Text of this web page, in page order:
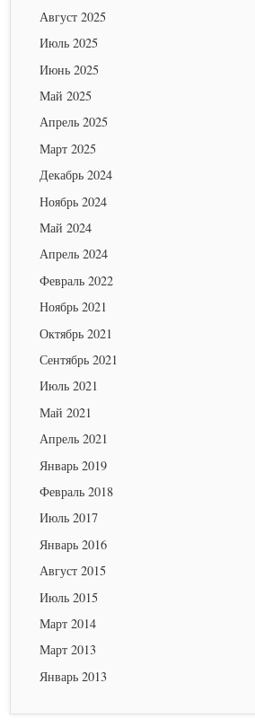
Август 2025
Июль 2025
Июнь 2025
Май 2025
Апрель 2025
Март 2025
Декабрь 2024
Ноябрь 2024
Май 2024
Апрель 2024
Февраль 2022
Ноябрь 2021
Октябрь 2021
Сентябрь 2021
Июль 2021
Май 2021
Апрель 2021
Январь 2019
Февраль 2018
Июль 2017
Январь 2016
Август 2015
Июль 2015
Март 2014
Март 2013
Январь 2013